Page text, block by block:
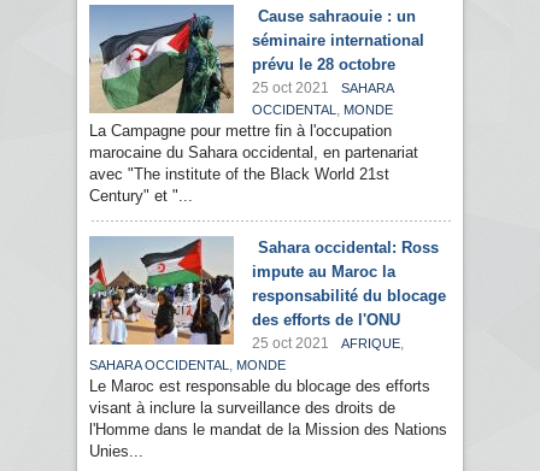
Cause sahraouie : un
séminaire international
prévu le 28 octobre
25 oct 2021
SAHARA
OCCIDENTAL , MONDE
La Campagne pour mettre fin à l'occupation
marocaine du Sahara occidental, en partenariat
avec "The institute of the Black World 21st
Century" et "...
Sahara occidental: Ross
impute au Maroc la
responsabilité du blocage
des efforts de l'ONU
25 oct 2021 AFRIQUE,
SAHARA OCCIDENTAL , MONDE
Le Maroc est responsable du blocage des efforts
visant à inclure la surveillance des droits de
l'Homme dans le mandat de la Mission des Nations
Unies...